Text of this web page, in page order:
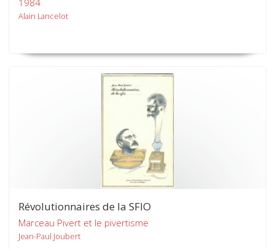
Alain Lancelot
Révolutionnaires de la SFIO
Marceau Pivert et le pivertisme
Jean-Paul Joubert